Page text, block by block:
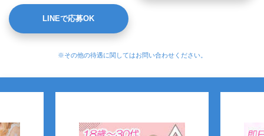
LINEで応募OK
※その他の待遇に関してはお問い合わせください。